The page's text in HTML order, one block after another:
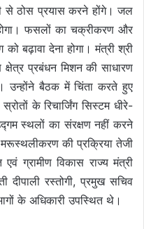
से ठोस प्रयास करने होंगे। जल
होगा। फसलों का चक्रीकरण और
बढ़ावा देना होगा। मंत्री श्री
प्रबंधन मिशन की साधारण
बैठक में चिंता करते हुए
के रिचार्जिंग सिस्टम धीरे-
स्थलों का संरक्षण नहीं करने
की प्रक्रिया तेजी
ग्रामीण विकास राज्य मंत्री
दीपाली रस्तोगी, प्रमुख सचिव
के अधिकारी उपस्थित थे।